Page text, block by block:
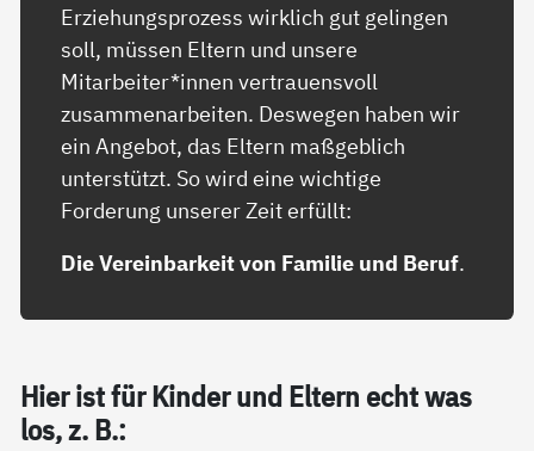
Erziehungsprozess wirklich gut gelingen
soll, müssen Eltern und unsere
Mitarbeiter*innen vertrauensvoll
zusammenarbeiten. Deswegen haben wir
ein Angebot, das Eltern maßgeblich
unterstützt. So wird eine wichtige
Forderung unserer Zeit erfüllt:
Die Vereinbarkeit von Familie und Beruf.
Hier ist für Kin­der und El­tern echt was
los, z. B.: